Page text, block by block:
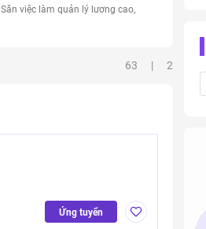
Săn việc làm quản lý lương cao
63 | 2
Ứng tuyển